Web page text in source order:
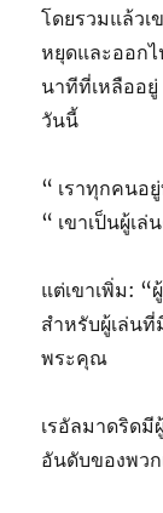
โดยรวมแล้วเ
หยุดและออก
นาทีที่เหลืออยู่
วันนี้
“ เราทุกคนอ
“ เขาเป็นผู้เ
แต่เขาเพิ่ม: “
สำหรับผู้เล่นที่
พระคุณ
เรอัลมาดริดมี
อันดับของพว